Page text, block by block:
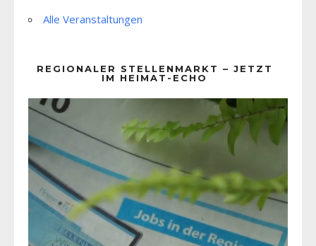
Alle Veranstaltungen
REGIONALER STELLENMARKT – JETZT
IM HEIMAT-ECHO
Player